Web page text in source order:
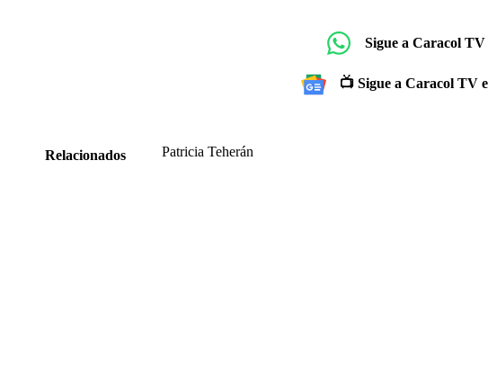
Sigue a Caracol
📺 Sigue a Caracol TV
Relacionados Patricia Teherán